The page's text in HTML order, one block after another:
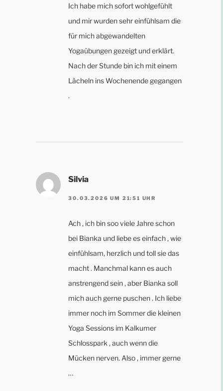
Ich habe mich sofort wohlgefühlt
und mir wurden sehr einfühlsam die
für mich abgewandelten
Yogaübungen gezeigt und erklärt.
Nach der Stunde bin ich mit einem
Lächeln ins Wochenende gegangen
.
Silvia
30.03.2026 UM 21:51 UHR
Ach , ich bin soo viele Jahre schon
bei Bianka und liebe es einfach , wie
einfühlsam, herzlich und toll sie das
macht . Manchmal kann es auch
anstrengend sein , aber Bianka soll
mich auch gerne puschen . Ich liebe
immer noch im Sommer die kleinen
Yoga Sessions im Kalkumer
Schlosspark , auch wenn die
Mücken nerven. Also , immer gerne
…